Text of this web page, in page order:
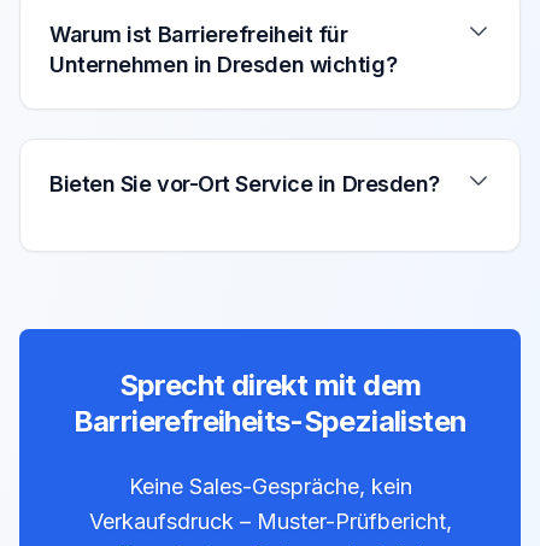
Warum ist Barrierefreiheit für
Unternehmen in Dresden wichtig?
Bieten Sie vor-Ort Service in Dresden?
Sprecht direkt mit dem
Barrierefreiheits-Spezialisten
Keine Sales-Gespräche, kein
Verkaufsdruck – Muster-Prüfbericht,